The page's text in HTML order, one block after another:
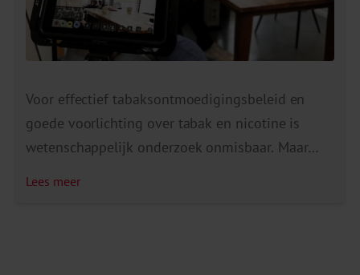
Voor effectief tabaksontmoedigingsbeleid en
goede voorlichting over tabak en nicotine is
wetenschappelijk onderzoek onmisbaar. Maar
Lees meer